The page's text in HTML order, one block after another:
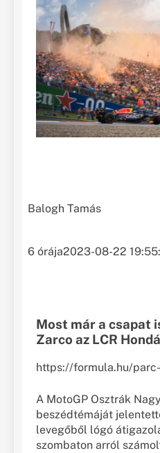
Balogh Tamás
6 órája2023-08-22
Most már a csapat
Zarco az LCR
https://formula.hu/
A MotoGP Osztrák
beszédtémáját
levegőből lógó
szombaton arról